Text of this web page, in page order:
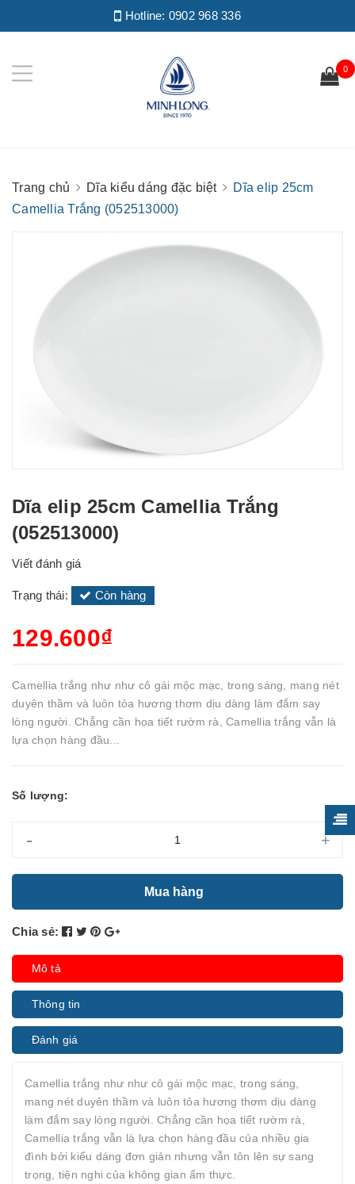
Hotline: 0902 968 336
0
Trang chủ Dĩa kiểu dáng đặc biệt
Dĩa elip 25cm
Camellia Trắng (052513000)
Dĩa elip 25cm Camellia Trắng
(052513000)
Viết đánh giá
Trạng thái: Còn hàng
129.600₫
Camellia trắng như như cô gái mộc mạc, trong sáng, mang nét
duyên thầm và luôn tỏa hương thơm dịu dàng làm đắm say
lòng người. Chẳng cần họa tiết rườm rà, Camellia trắng vẫn là
lựa chọn hàng đầu...
Số lượng:
- +
Mua hàng
Chia sẻ:
Mô tả
Thông tin
Đánh giá
Camellia trắng như như cô gái mộc mạc, trong sáng,
mang nét duyên thầm và luôn tỏa hương thơm dịu dàng
làm đắm say lòng người. Chẳng cần họa tiết rườm rà,
Camellia trắng vẫn là lựa chọn hàng đầu của nhiều gia
đình bởi kiểu dáng đơn giản nhưng vẫn tôn lên sự sang
trọng, tiện nghi của không gian ẩm thực.